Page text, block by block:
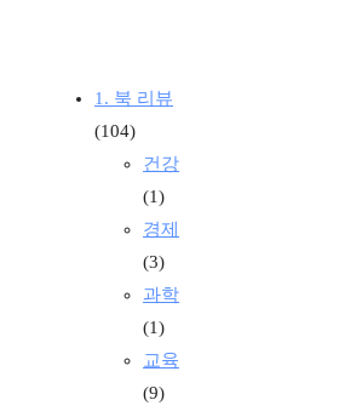
1. 북 리뷰
(104)
건강
(1)
경제
(3)
과학
(1)
교육
(9)